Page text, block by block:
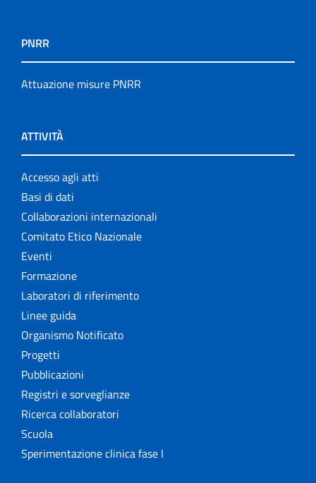
PNRR
Attuazione misure PNRR
ATTIVITÀ
Accesso agli atti
Basi di dati
Collaborazioni internazionali
Comitato Etico Nazionale
Eventi
Formazione
Laboratori di riferimento
Linee guida
Organismo Notificato
Progetti
Pubblicazioni
Registri e sorveglianze
Ricerca collaboratori
Scuola
Sperimentazione clinica fase I